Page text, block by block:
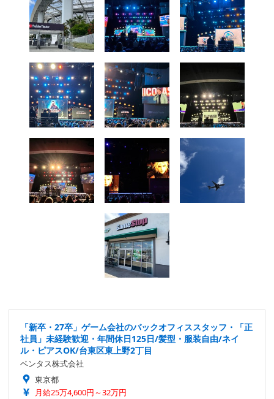
「新卒・27卒」ゲーム会社のバックオフィススタッフ・「正
社員」未経験歓迎・年間休日125日/髪型・服装自由/ネイ
ル・ピアスOK/台東区東上野2丁目
ベンタス株式会社
東京都
月給25万4,600円～32万円